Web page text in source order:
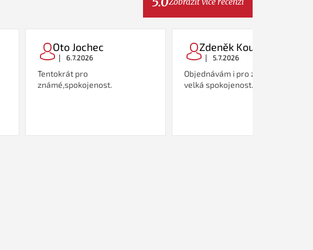
Oto Jochec
| 6.7.2026
Tentokrát pro
známé,spokojenost.
Zdeněk Koutný
| 5.7.2026
Objednávám i pro známé, zatím
velká spokojenost.